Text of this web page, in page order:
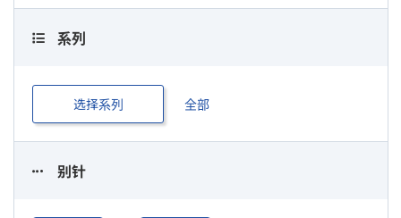
系列
选择系列 全部
别针